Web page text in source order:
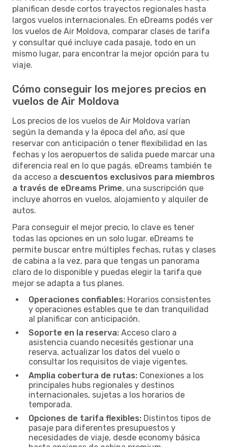
planifican desde cortos trayectos regionales hasta
largos vuelos internacionales. En eDreams podés ver
los vuelos de Air Moldova, comparar clases de tarifa
y consultar qué incluye cada pasaje, todo en un
mismo lugar, para encontrar la mejor opción para tu
viaje.
Cómo conseguir los mejores precios en
vuelos de Air Moldova
Los precios de los vuelos de Air Moldova varían
según la demanda y la época del año, así que
reservar con anticipación o tener flexibilidad en las
fechas y los aeropuertos de salida puede marcar una
diferencia real en lo que pagás. eDreams también te
da acceso a descuentos exclusivos para miembros
a través de eDreams Prime, una suscripción que
incluye ahorros en vuelos, alojamiento y alquiler de
autos.
Para conseguir el mejor precio, lo clave es tener
todas las opciones en un solo lugar. eDreams te
permite buscar entre múltiples fechas, rutas y clases
de cabina a la vez, para que tengas un panorama
claro de lo disponible y puedas elegir la tarifa que
mejor se adapta a tus planes.
Operaciones confiables: Horarios consistentes
y operaciones estables que te dan tranquilidad
al planificar con anticipación.
Soporte en la reserva: Acceso claro a
asistencia cuando necesités gestionar una
reserva, actualizar los datos del vuelo o
consultar los requisitos de viaje vigentes.
Amplia cobertura de rutas: Conexiones a los
principales hubs regionales y destinos
internacionales, sujetas a los horarios de
temporada.
Opciones de tarifa flexibles: Distintos tipos de
pasaje para diferentes presupuestos y
necesidades de viaje, desde economy básica